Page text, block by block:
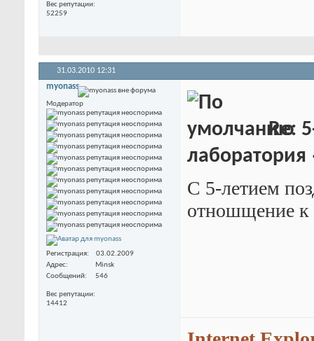
Вес репутации
52259
31.03.2010 12:31
myonass
Модератор
Регистрация
03.02.2009
Адрес
Minsk
Сообщений
546
Вес репутации
14412
Re:
С 5-летием
отношщение к